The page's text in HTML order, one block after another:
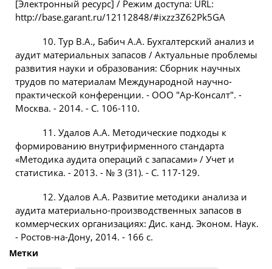
[Электронный ресурс] / Режим доступа: URL:
http://base.garant.ru/12112848/#ixzz3Z62Pk5GA
10. Тур В.А., Бабич А.А. Бухгалтерский анализ и
аудит материальных запасов / Актуальные проблемы
развития науки и образования: Сборник научных
трудов по материалам Международной научно-
практической конференции. - ООО "Ар-Консалт". -
Москва. - 2014. - С. 106-110.
11. Удалов А.А. Методические подходы к
формированию внутрифирменного стандарта
«Методика аудита операций с запасами» / Учет и
статистика. - 2013. - № 3 (31). - С. 117-129.
12. Удалов А.А. Развитие методики анализа и
аудита материально-производственных запасов в
коммерческих организациях: Дис. канд. Эконом. Наук.
- Ростов-на-Дону, 2014. - 166 с.
Метки